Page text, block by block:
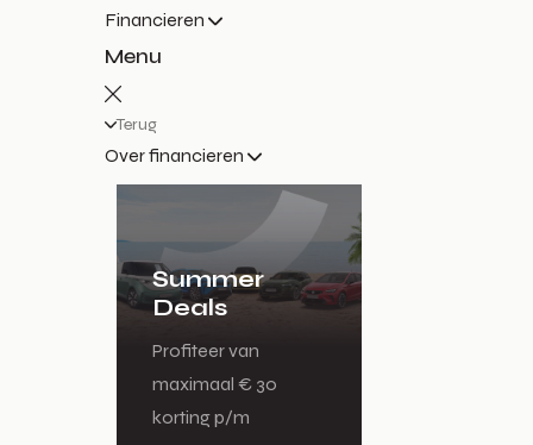
Financieren
Menu
Terug
Over financieren
Summer
Deals
Profiteer van
maximaal € 30
korting p/m